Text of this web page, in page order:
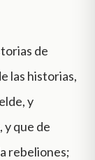
de
las historias,
y
y que de
rebeliones;